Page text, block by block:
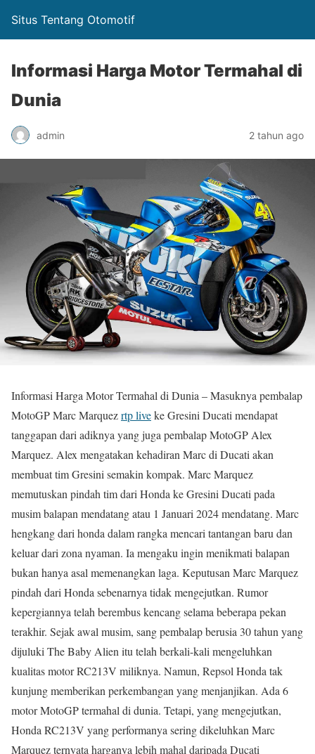
Situs Tentang Otomotif
Informasi Harga Motor Termahal di
Dunia
admin 2 tahun ago
Informasi Harga Motor Termahal di Dunia – Masuknya pembalap
MotoGP Marc Marquezrtp liveke Gresini Ducati mendapat
tanggapan dari adiknya yang juga pembalap MotoGP Alex
Marquez. Alex mengatakan kehadiran Marc di Ducati akan
membuat tim Gresini semakin kompak. Marc Marquez
memutuskan pindah tim dari Honda ke Gresini Ducati pada
musim balapan mendatang atau 1 Januari 2024 mendatang. Marc
hengkang dari honda dalam rangka mencari tantangan baru dan
keluar dari zona nyaman. Ia mengaku ingin menikmati balapan
bukan hanya asal memenangkan laga. Keputusan Marc Marquez
pindah dari Honda sebenarnya tidak mengejutkan. Rumor
kepergiannya telah berembus kencang selama beberapa pekan
terakhir. Sejak awal musim, sang pembalap berusia 30 tahun yang
dijuluki The Baby Alien itu telah berkali-kali mengeluhkan
kualitas motor RC213V miliknya. Namun, Repsol Honda tak
kunjung memberikan perkembangan yang menjanjikan. Ada 6
motor MotoGP termahal di dunia. Tetapi, yang mengejutkan,
Honda RC213V yang performanya sering dikeluhkan Marc
Marquez ternyata harganya lebih mahal daripada Ducati